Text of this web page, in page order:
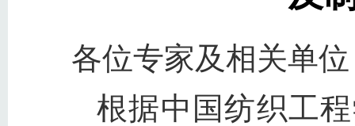
各位专家及相关单
根据中国纺织工